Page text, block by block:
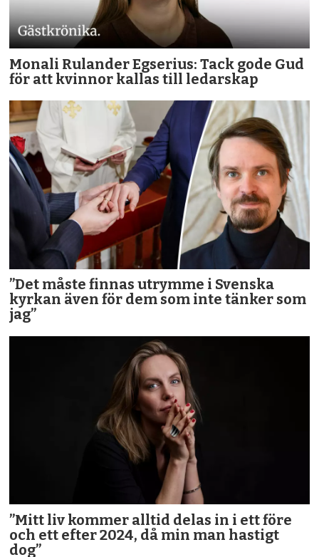
Monali Rulander Egserius: Tack gode Gud
för att kvinnor kallas till ledarskap
”Det måste finnas utrymme i Svenska
kyrkan även för dem som inte tänker som
jag”
”Mitt liv kommer alltid delas in i ett före
och ett efter 2024, då min man hastigt
dog”